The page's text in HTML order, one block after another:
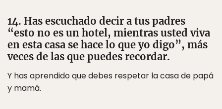
14. Has escuchado decir a tus padres
“esto no es un hotel, mientras usted viva
en esta casa se hace lo que yo digo”, más
veces de las que puedes recordar.
Y has aprendido que debes respetar la casa de papá
y mamá.